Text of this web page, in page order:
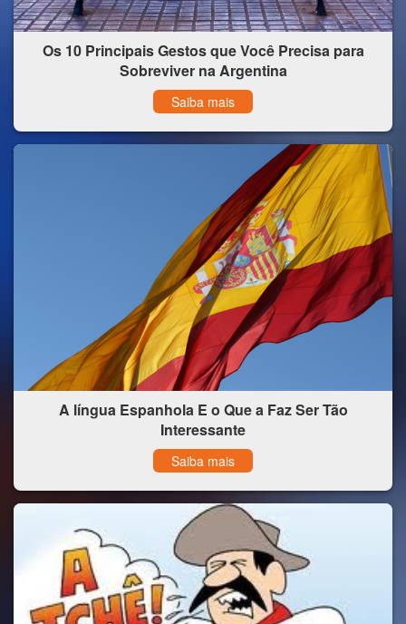
Os 10 Principais Gestos que Você Precisa para
Sobreviver na Argentina
Saiba mais
A língua Espanhola E o Que a Faz Ser Tão
Interessante
Saiba mais